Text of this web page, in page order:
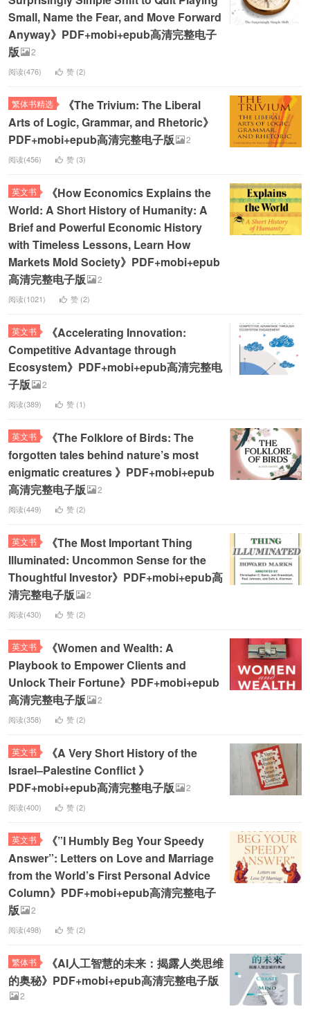
Small, Name the Fear, and Move Forward
Anyway》PDF+mobi+epub高清完整电子
版
2
阅读(476) 赞 (2)
繁体书精选
《The Trivium: The Liberal
Arts of Logic, Grammar, and Rhetoric》
PDF+mobi+epub高清完整电子版
2
阅读(456) 赞 (3)
英文书
《How Economics Explains the
World: A Short History of Humanity: A
Brief and Powerful Economic History
with Timeless Lessons, Learn How
Markets Mold Society》PDF+mobi+epub
高清完整电子版
2
阅读(1021) 赞 (2)
英文书
《Accelerating Innovation:
Competitive Advantage through
Ecosystem》PDF+mobi+epub高清完整电
子版
2
阅读(389) 赞 (1)
英文书
《The Folklore of Birds: The
forgotten tales behind nature’s most
enigmatic creatures 》PDF+mobi+epub
高清完整电子版
2
阅读(449) 赞 (2)
英文书
《The Most Important Thing
Illuminated: Uncommon Sense for the
Thoughtful Investor》PDF+mobi+epub高
清完整电子版
2
阅读(430) 赞 (2)
英文书
《Women and Wealth: A
Playbook to Empower Clients and
Unlock Their Fortune》PDF+mobi+epub
高清完整电子版
2
阅读(358) 赞 (2)
英文书
《A Very Short History of the
Israel–Palestine Conflict 》
PDF+mobi+epub高清完整电子版
2
阅读(400) 赞 (2)
英文书
《”I Humbly Beg Your Speedy
Answer”: Letters on Love and Marriage
from the World’s First Personal Advice
Column》PDF+mobi+epub高清完整电子
版
2
阅读(498) 赞 (2)
繁体书
《AI人工智慧的未来：揭露人类思维
的奥秘》PDF+mobi+epub高清完整电子版
2